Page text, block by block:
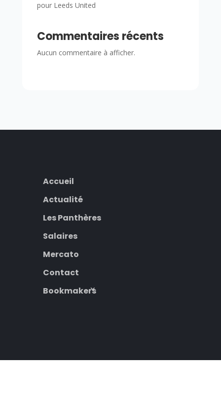
pour Leeds United
Commentaires récents
Aucun commentaire à afficher.
Accueil
Actualité
Les Panthères
Salaires
Mercato
Contact
Bookmakers